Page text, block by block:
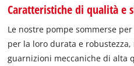
Caratteristiche di qualità e
Le nostre pompe sommerse
per la loro durata e
guarnizioni meccaniche di alta